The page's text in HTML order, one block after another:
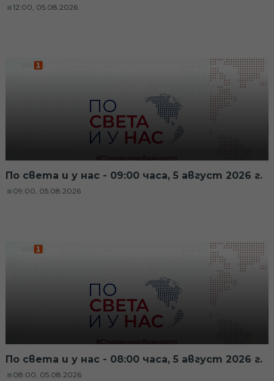
12:00, 05.08.2026
По света и у нас - 09:00 часа, 5 август 2026 г.
09:00, 05.08.2026
По света и у нас - 08:00 часа, 5 август 2026 г.
08:00, 05.08.2026